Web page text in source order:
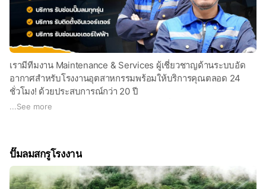
โดยคำนึงถึงทั้งคุณภาพ ความปลอดภัย และการประหยัดพลังงานใน
ระยะยาว
🛠️ จำหน่ายปั๊มลมสกรูประหยัดพลังงาน
เทคโนโลยีใหม่ล่าสุด พร้อมระบบ Inverter ช่วยควบคุมรอบการ
ทำงานตามโหลดการใช้งานจริง
มีให้เลือกตั้งแต่ขนาด 5 แรงม้า - 600 แรงม้า รองรับทั้งธุรกิจขนาด
เล็กไปจนถึงโรงงานอุตสาหกรรมขนาดใหญ่
การใช้งานอย่างต่อเนื่อง
ด้วยประสบการณ์และความรู้เฉพาะทาง ทีมของเราพร้อมดูแลคุณ
เสมือนเป็นพันธมิตรทางธุรกิจ
เรามีทีมงาน Maintenance & Services ผู้เชี่ยวชาญด้านระบบอัด
อากาศสำหรับโรงงานอุตสาหกรรมพร้อมให้บริการคุณตลอด 24
ชั่วโมง! ด้วยประสบการณ์กว่า 20 ปี
✅ ให้คำปรึกษา ออกแบบและวางระบบลมที่เหมาะสมกับความ
✅ ติดตั้งและบำรุงรักษา รองรับทุกระบบอัดอากาศ ตั้งแต่ขนาดเล็ก
ไปจนถึงขนาดใหญ่
✅ บริการฉุกเฉิน 24 ชั่วโมง พร้อมดูแลและแก้ไขปัญหาทันที เพื่อ
...See more
ปั๊มลมสกรูโรงงาน